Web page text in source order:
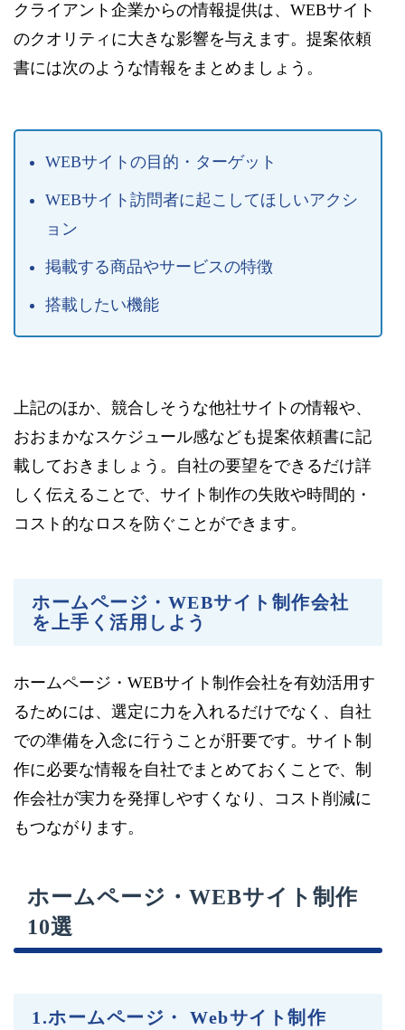
クライアント企業からの情報提供は、WEBサイト
のクオリティに大きな影響を与えます。提案依頼
書には次のような情報をまとめましょう。
WEBサイトの目的・ターゲット
WEBサイト訪問者に起こしてほしいアクシ
ョン
掲載する商品やサービスの特徴
搭載したい機能
上記のほか、競合しそうな他社サイトの情報や、
おおまかなスケジュール感なども提案依頼書に記
載しておきましょう。自社の要望をできるだけ詳
しく伝えることで、サイト制作の失敗や時間的・
コスト的なロスを防ぐことができます。
ホームページ・WEBサイト制作会社
を上手く活用しよう
ホームページ・WEBサイト制作会社を有効活用す
るためには、選定に力を入れるだけでなく、自社
での準備を入念に行うことが肝要です。サイト制
作に必要な情報を自社でまとめておくことで、制
作会社が実力を発揮しやすくなり、コスト削減に
もつながります。
ホームページ・WEBサイト制作
10選
1.ホームページ・ Webサイト制作